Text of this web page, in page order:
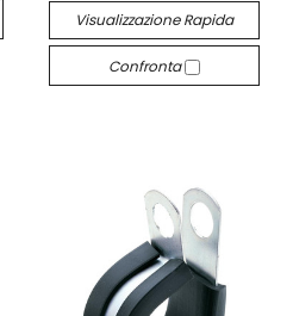
Visualizzazione Rapida
Confronta